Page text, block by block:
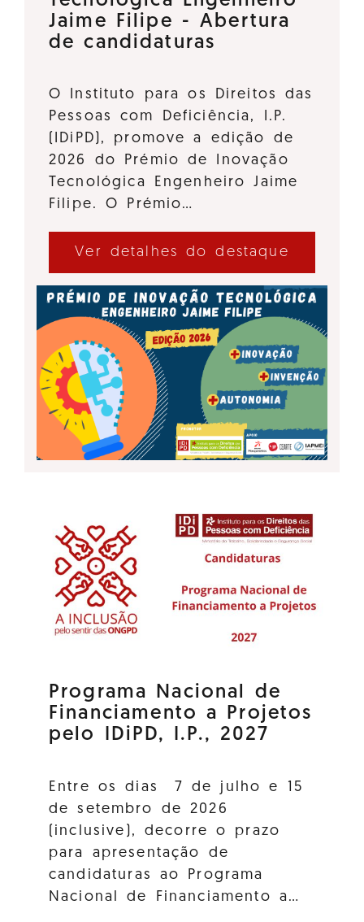
Jaime Filipe - Abertura
de candidaturas
O Instituto para os Direitos das
Pessoas com Deficiência, I.P.
(IDiPD), promove a edição de
2026 do Prémio de Inovação
Tecnológica Engenheiro Jaime
Filipe. O Prémio…
Ver detalhes do destaque
Programa Nacional de
Financiamento a Projetos
pelo IDiPD, I.P., 2027
Entre os dias 7 de julho e 15
de setembro de 2026
(inclusive), decorre o prazo
para apresentação de
candidaturas ao Programa
Nacional de Financiamento a…